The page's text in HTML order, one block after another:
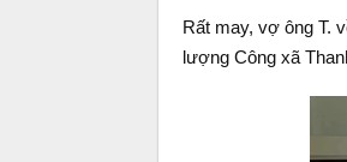
Rất may, vợ ông T.
lượng Công xã